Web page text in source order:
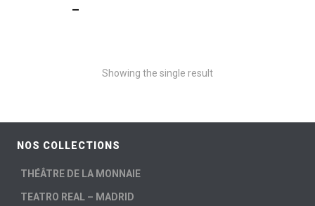
–
Showing the single result
NOS COLLECTIONS
THÉÂTRE DE LA MONNAIE
TEATRO REAL – MADRID